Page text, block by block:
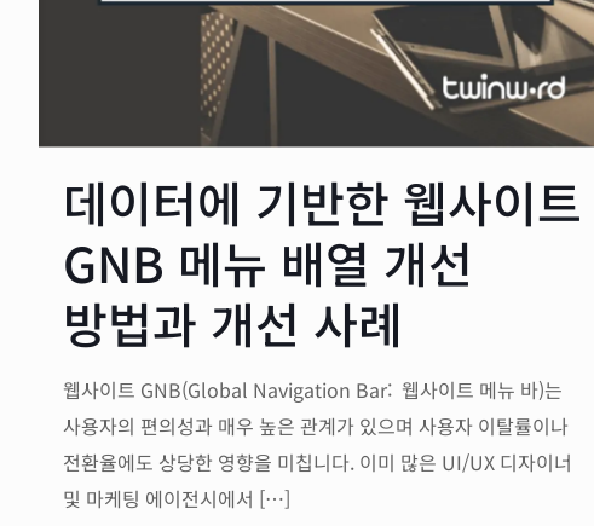
데이터에 기반한 웹사이트
GNB 메뉴 배열 개선
방법과 개선 사례
웹사이트 GNB(Global Navigation Bar: 웹사이트 메뉴 바)는
사용자의 편의성과 매우 높은 관계가 있으며 사용자 이탈률이나
전환율에도 상당한 영향을 미칩니다. 이미 많은 UI/UX 디자이너
및 마케팅 에이전시에서 […]